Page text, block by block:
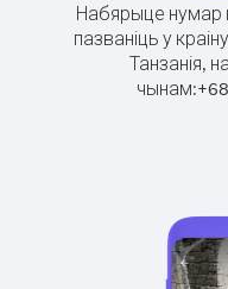
Набярыце нумар
пазваніць у
Танзанія,
чынам:+